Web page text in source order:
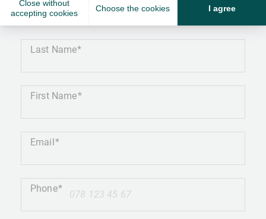
Last Name
First Name
Email
+41
Phone